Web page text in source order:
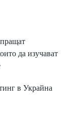
да изучават
в Украйна